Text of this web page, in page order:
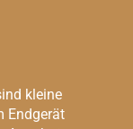
kleine
Endgerät